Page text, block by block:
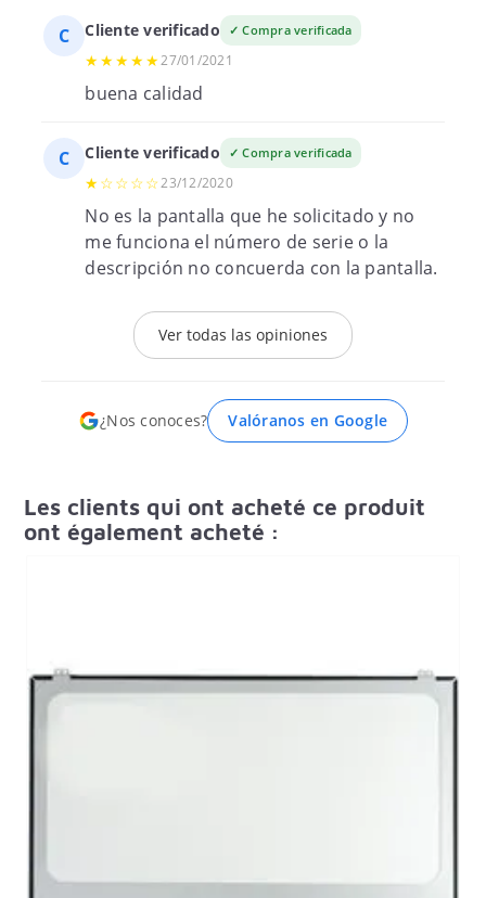
C Cliente verificado ✓ Compra verificada
★★★★★27/01/2021
buena calidad
C Cliente verificado ✓ Compra verificada
★☆☆☆☆23/12/2020
No es la pantalla que he solicitado y no
me funciona el número de serie o la
descripción no concuerda con la pantalla.
Ver todas las opiniones
¿Nos conoces? Valóranos en Google
Les clients qui ont acheté ce produit
ont également acheté :